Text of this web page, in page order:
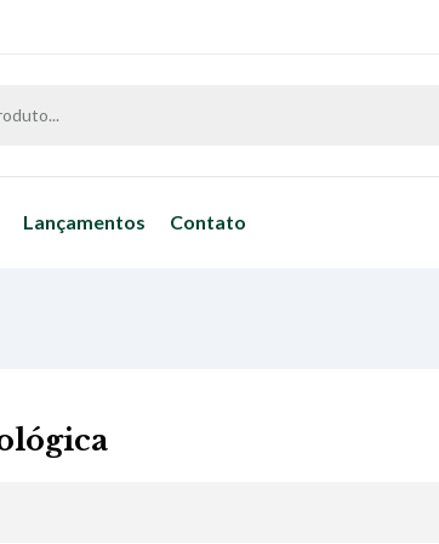
Lançamentos Contato